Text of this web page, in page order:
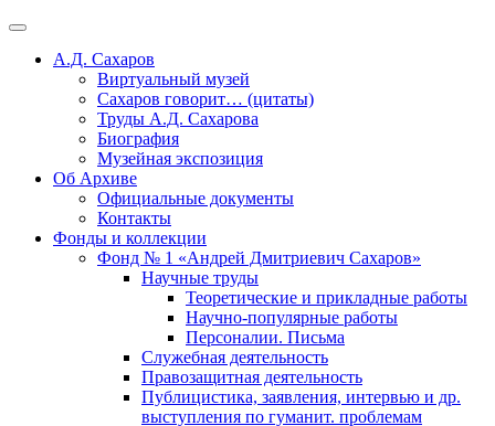
А.Д. Сахаров
Виртуальный музей
Сахаров говорит… (цитаты)
Труды А.Д. Сахарова
Биография
Музейная экспозиция
Об Архиве
Официальные документы
Контакты
Фонды и коллекции
Фонд № 1 «Андрей Дмитриевич Сахаров»
Научные труды
Теоретические и прикладные работы
Научно-популярные работы
Персоналии. Письма
Служебная деятельность
Правозащитная деятельность
Публицистика, заявления, интервью и др.
выступления по гуманит. проблемам